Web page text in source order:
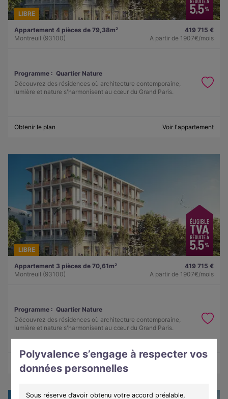
Polyvalence s’engage à respecter vos
données personnelles
Sous réserve d’avoir obtenu votre accord préalable,
LIBRE
Appartement 4 pièces de 79,38m²
Montreuil (93100)
419 715 €
A partir de 1907€/mois
Programme : Quartier Nature
Découvrez des résidences où architecture contemporaine,
lumière et nature s'harmonisent au cœur du Grand Paris.
Obtenir le plan Voir l'appartement
LIBRE
Appartement 3 pièces de 70,61m²
Montreuil (93100)
419 715 €
A partir de 1907€/mois
Programme : Quartier Nature
Découvrez des résidences où architecture contemporaine,
lumière et nature s'harmonisent au cœur du Grand Paris.
Obtenir le plan